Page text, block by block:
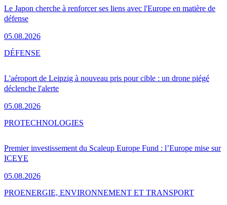
Le Japon cherche à renforcer ses liens avec l'Europe en matière de
défense
05.08.2026
L'aéroport de Leipzig à nouveau pris pour cible : un drone piégé
déclenche l'alerte
05.08.2026
DÉFENSE
Premier investissement du Scaleup Europe Fund : l’Europe mise sur
ICEYE
05.08.2026
PROTECHNOLOGIES
PROENERGIE, ENVIRONNEMENT ET TRANSPORT